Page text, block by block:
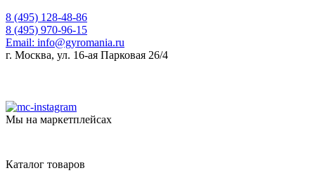
8 (495) 128-48-86
8 (495) 970-96-15
Email: info@gyromania.ru
г. Москва, ул. 16-ая Парковая 26/4
Мы на маркетплейсах
Каталог товаров